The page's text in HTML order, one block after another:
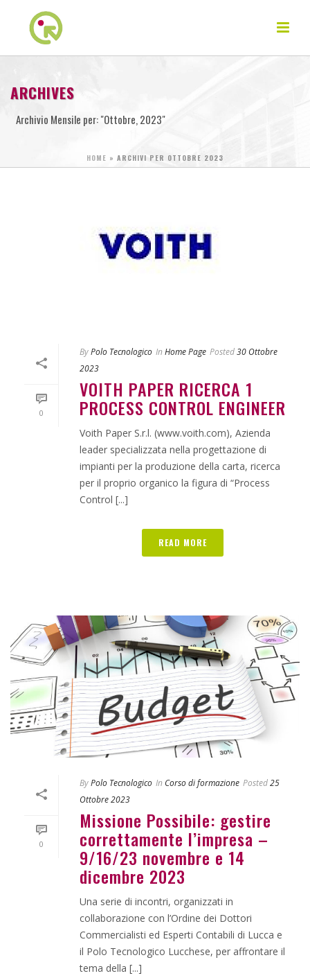
ARCHIVES
Archivio Mensile per: "Ottobre, 2023"
HOME » ARCHIVI PER OTTOBRE 2023
0
ByPolo Tecnologico In Home Page Posted30 Ottobre
2023
VOITH PAPER RICERCA 1
PROCESS CONTROL ENGINEER
Voith Paper S.r.l. (www.voith.com), Azienda
leader specializzata nella progettazione di
impianti per la produzione della carta, ricerca
per il proprio organico la figura di “Process
Control [...]
READ MORE
0
ByPolo Tecnologico In Corso di formazione Posted25
Ottobre 2023
Missione Possibile: gestire
correttamente l’impresa –
9/16/23 novembre e 14
dicembre 2023
Una serie di incontri, organizzati in
collaborazione con l’Ordine dei Dottori
Commercialisti ed Esperti Contabili di Lucca e
il Polo Tecnologico Lucchese, per affrontare il
tema della [...]